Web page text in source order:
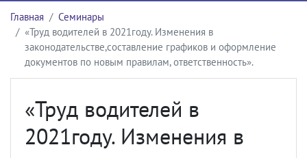
Главная
Семинары
«Труд водителей в 2021году. Изменения в
законодательстве,составление графиков и оформление
документов по новым правилам, ответственность».
«Труд водителей в
2021году. Изменения в